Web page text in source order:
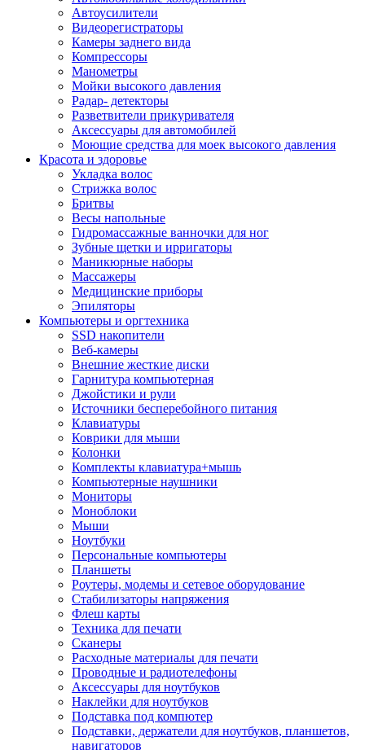
Автоусилители
Видеорегистраторы
Камеры заднего вида
Компрессоры
Манометры
Мойки высокого давления
Радар- детекторы
Разветвители прикуривателя
Аксессуары для автомобилей
Моющие средства для моек высокого давления
Красота и здоровье
Укладка волос
Стрижка волос
Бритвы
Весы напольные
Гидромассажные ванночки для ног
Зубные щетки и ирригаторы
Маникюрные наборы
Массажеры
Медицинские приборы
Эпиляторы
Компьютеры и оргтехника
SSD накопители
Веб-камеры
Внешние жесткие диски
Гарнитура компьютерная
Джойстики и рули
Источники бесперебойного питания
Клавиатуры
Коврики для мыши
Колонки
Комплекты клавиатура+мышь
Компьютерные наушники
Мониторы
Моноблоки
Мыши
Ноутбуки
Персональные компьютеры
Планшеты
Роутеры, модемы и сетевое оборудование
Стабилизаторы напряжения
Флеш карты
Техника для печати
Сканеры
Расходные материалы для печати
Проводные и радиотелефоны
Аксессуары для ноутбуков
Наклейки для ноутбуков
Подставка под компютер
Подставки, держатели для ноутбуков, планшетов,
навигаторов